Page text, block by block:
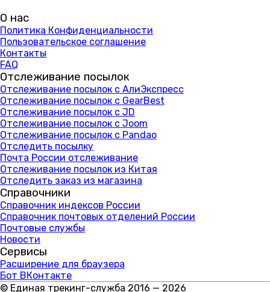
О нас
Политика Конфиденциальности
Пользовательское соглашение
Контакты
FAQ
Отслеживание посылок
Отслеживание посылок с АлиЭкспресс
Отслеживание посылок с GearBest
Отслеживание посылок с JD
Отслеживание посылок с Joom
Отслеживание посылок с Pandao
Отследить посылку
Почта России отслеживание
Отслеживание посылок из Китая
Отследить заказ из магазина
Справочники
Справочник индексов России
Справочник почтовых отделений России
Почтовые службы
Новости
Сервисы
Расширение для браузера
Бот ВКонтакте
© Единая трекинг-служба 2016 — 2026